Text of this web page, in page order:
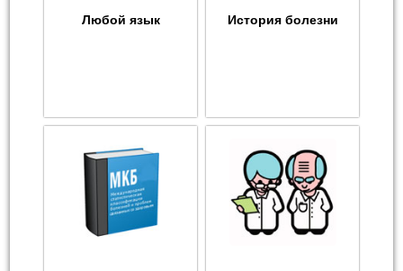
Любой язык История болезни